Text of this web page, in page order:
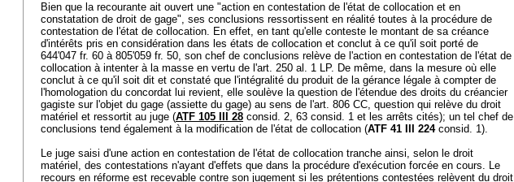
Bien que la recourante ait ouvert une "action en contestation de l'état de collocation et en
constatation de droit de gage", ses conclusions ressortissent en réalité toutes à la procédure de
contestation de l'état de collocation. En effet, en tant qu'elle conteste le montant de sa créance
d'intérêts pris en considération dans les états de collocation et conclut à ce qu'il soit porté de
644'047 fr. 60 à 805'059 fr. 50, son chef de conclusions relève de l'action en contestation de l'état de
collocation à intenter à la masse en vertu de l'art. 250 al. 1 LP. De même, dans la mesure où elle
conclut à ce qu'il soit dit et constaté que l'intégralité du produit de la gérance légale à compter de
l'homologation du concordat lui revient, elle soulève la question de l'étendue des droits du créancier
gagiste sur l'objet du gage (assiette du gage) au sens de l'art. 806 CC, question qui relève du droit
matériel et ressortit au juge (ATF 105 III 28 consid. 2, 63 consid. 1 et les arrêts cités); un tel chef de
conclusions tend également à la modification de l'état de collocation (ATF 41 III 224consid. 1).
Le juge saisi d'une action en contestation de l'état de collocation tranche ainsi, selon le droit
matériel, des contestations n'ayant d'effets que dans la procédure d'exécution forcée en cours. Le
recours en réforme est recevable contre son jugement si les prétentions contestées relèvent du droit